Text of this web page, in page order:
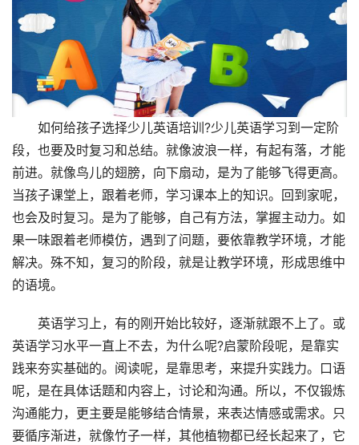
如何给孩子选择少儿英语培训?少儿英语学习到一定阶
段，也要及时复习和总结。就像波浪一样，有起有落，才能
前进。就像鸟儿的翅膀，向下扇动，是为了能够飞得更高。
当孩子课堂上，跟着老师，学习课本上的知识。回到家呢，
也会及时复习。是为了能够，自己有方法，掌握主动力。如
果一味跟着老师模仿，遇到了问题，要依靠教学环境，才能
解决。殊不知，复习的阶段，就是让教学环境，形成思维中
的语境。
英语学习上，有的刚开始比较好，逐渐就跟不上了。或
英语学习水平一直上不去，为什么呢?启蒙阶段呢，是靠实
践来夯实基础的。阅读呢，是靠思考，来提升实践力。口语
呢，是在具体话题和内容上，讨论和沟通。所以，不仅锻炼
沟通能力，更主要是能够结合情景，来表达情感或需求。只
要循序渐进，就像竹子一样，其他植物都已经长起来了，它